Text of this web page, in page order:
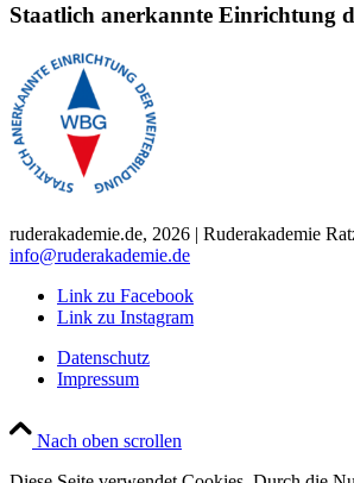
Staatlich anerkannte Einrichtung
ruderakademie.de, 2026 | Ruderakademie
info@ruderakademie.de
Link zu Facebook
Link zu Instagram
Datenschutz
Impressum
Nach oben scrollen